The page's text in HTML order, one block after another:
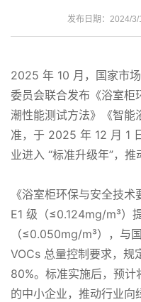
发布日期：2024/3/
2025 年 10 月，国家市
委员会联合发布《浴室柜
潮性能测试方法》《智能
准，于 2025 年 12 月 1
业进入 “标准升级年”，推
《浴室柜环保与安全技
E1 级（≤0.124mg/m³）
（≤0.050mg/m³），与
VOCs 总量控制要求，规
80%。标准实施后，预
的中小企业，推动行业向